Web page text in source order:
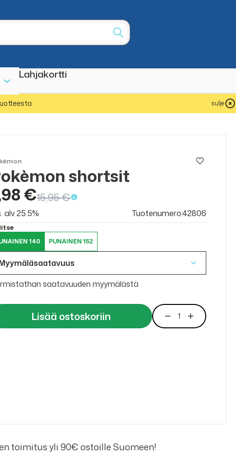
Lahjakortti
sulje
shortsit
€15,95 €
alv 25.5% Tuotenumero:42806
140 PUNAINEN 152
saatavuuden myymälästä
Lisää ostoskoriin
toimitus yli 90€ ostoille Suomeen!